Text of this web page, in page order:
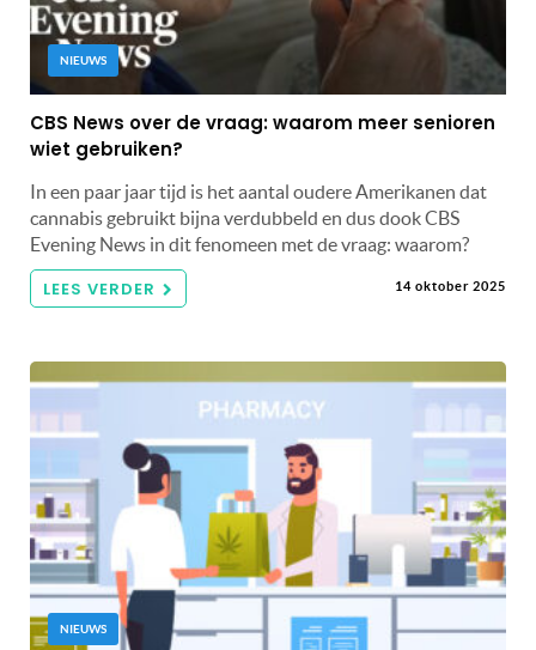
NIEUWS
CBS News over de vraag: waarom meer senioren
wiet gebruiken?
In een paar jaar tijd is het aantal oudere Amerikanen dat
cannabis gebruikt bijna verdubbeld en dus dook CBS
Evening News in dit fenomeen met de vraag: waarom?
LEES VERDER 14 oktober 2025
NIEUWS